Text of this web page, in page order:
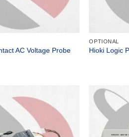
AC Voltage Probe
OPTIONAL
Hioki Logic